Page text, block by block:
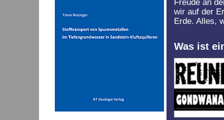
Freude an
wir auf der
Erde. Alles,
Was ist